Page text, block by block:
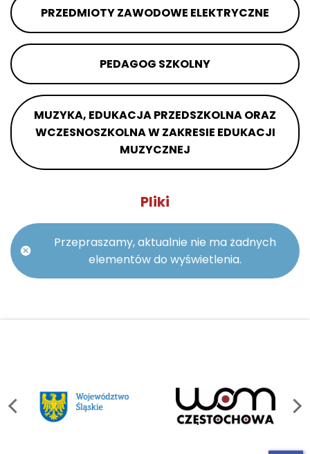
PRZEDMIOTY ZAWODOWE ELEKTRYCZNE
PEDAGOG SZKOLNY
MUZYKA, EDUKACJA PRZEDSZKOLNA ORAZ
WCZESNOSZKOLNA W ZAKRESIE EDUKACJI
MUZYCZNEJ
Pliki
Przepraszamy, aktualnie nie ma żadnych
elementów do wyświetlenia.